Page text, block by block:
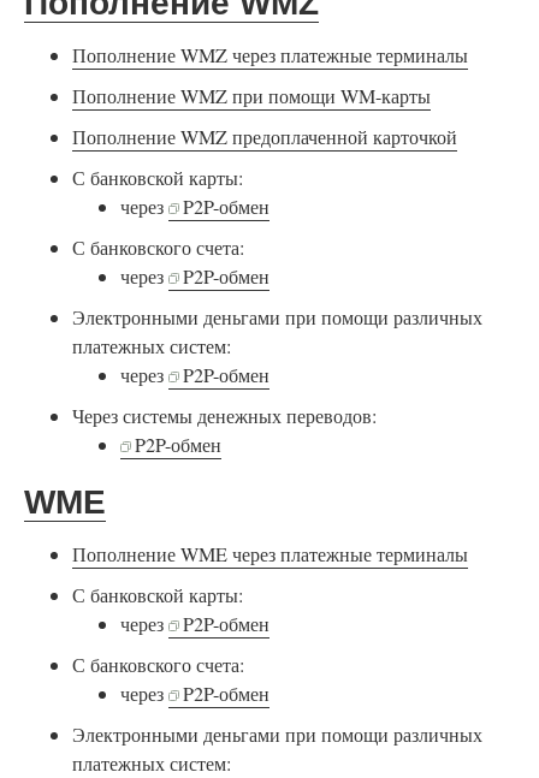
Пополнение WMZ через платежные терминалы
Пополнение WMZ при помощи WM-карты
Пополнение WMZ предоплаченной карточкой
С банковской карты:
через
P2P-обмен
С банковского счета:
через
P2P-обмен
Электронными деньгами при помощи различных
платежных систем:
через
P2P-обмен
Через системы денежных переводов:
P2P-обмен
WME
Пополнение WME через платежные терминалы
С банковской карты:
через
P2P-обмен
С банковского счета:
через
P2P-обмен
Электронными деньгами при помощи различных
платежных систем: